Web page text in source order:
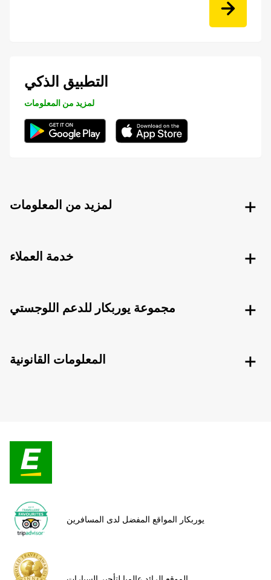
التطبيق الذكي
لمزيد من المعلومات
لمزيد من المعلومات
خدمة العملاء
مجموعة يوربكار للدعم اللوجستي
المعلومات القانونية
يوربكار المواقع المفضل لدى المسافرين